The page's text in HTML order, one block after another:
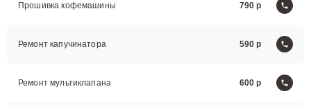
Прошивка кофемашины 790
Ремонт капучинатора 590
Ремонт мультиклапана 600